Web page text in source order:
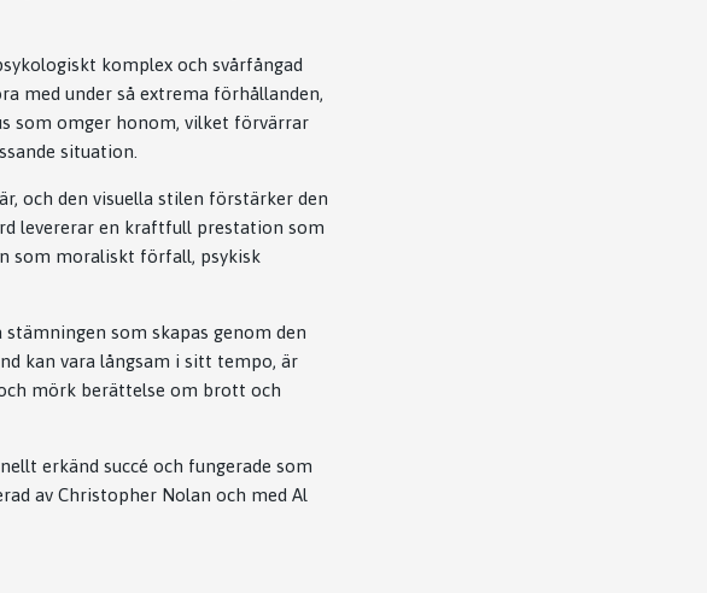
komplex och svårfångad
med under så extrema förhållanden,
som omger honom, vilket förvärrar
situation.
och den visuella stilen förstärker den
levererar en kraftfull prestation som
som moraliskt förfall, psykisk
som skapas genom den
kan vara långsam i sitt tempo, är
mörk berättelse om brott och
erkänd succé och fungerade som
av Christopher Nolan och med Al